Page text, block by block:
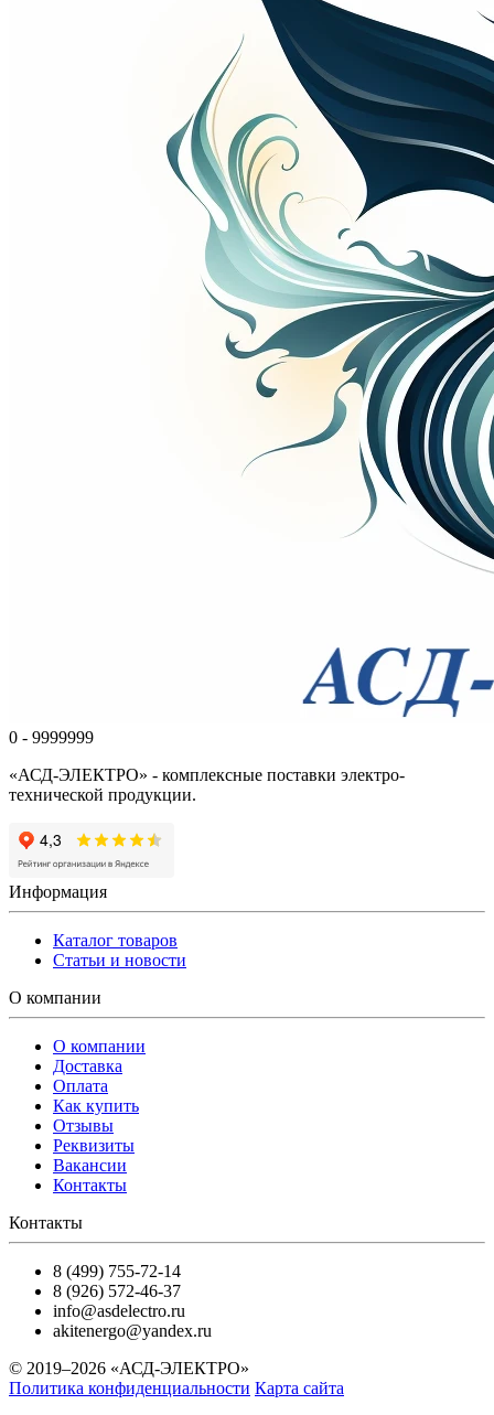
0 - 9999999
«АСД-ЭЛЕКТРО» - комплексные поставки электро-
технической продукции.
Информация
Каталог товаров
Статьи и новости
О компании
О компании
Доставка
Оплата
Как купить
Отзывы
Реквизиты
Вакансии
Контакты
Контакты
8 (499) 755-72-14
8 (926) 572-46-37
info@asdelectro.ru
akitenergo@yandex.ru
© 2019–2026 «АСД-ЭЛЕКТРО»
Политика конфиденциальности Карта сайта